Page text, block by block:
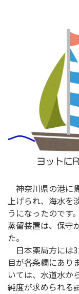
神奈川県の港に
上げられ、海水を
うになったのです
蒸留装置は、保守
た。
日本薬局方には
目が各条欄にあり
いては、水道水か
純度が求められる